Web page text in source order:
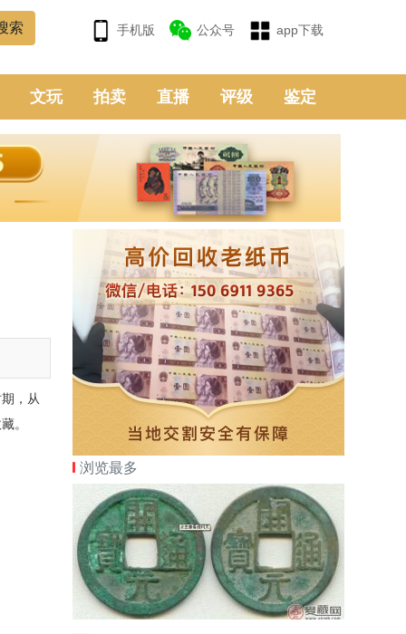
手机版 公众号 app下载
文玩 拍卖 直播 评级 鉴定
，从
。
浏览最多